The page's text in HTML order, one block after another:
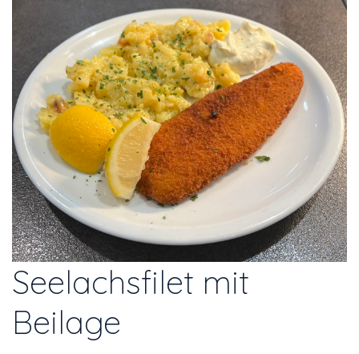
Seelachsfilet mit
Beilage